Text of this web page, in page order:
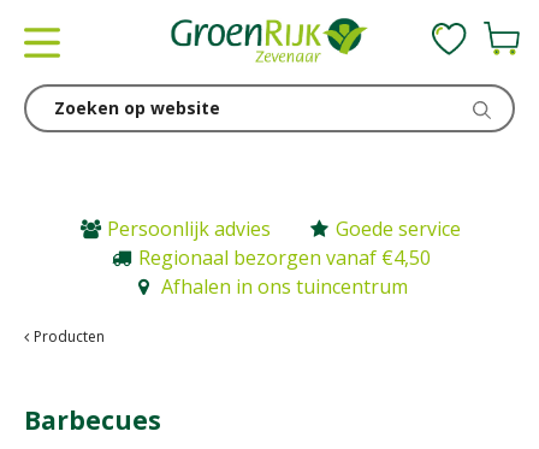
Persoonlijk advies
Goede service
Regionaal bezorgen vanaf €4,50
Afhalen in ons tuincentrum
Producten
Barbecues